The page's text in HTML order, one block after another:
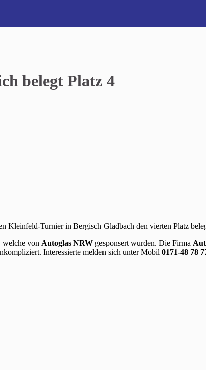
belegt Platz 4
Kleinfeld-Turnier in Bergisch Gladbach den vierten Platz
welche von Autoglas NRW gesponsert wurden. Die Firma
Interessierte melden sich unter Mobil 0171-48 78